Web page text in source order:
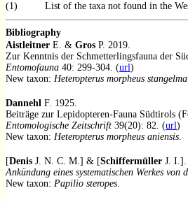
(1)
List of the taxa not found in the
Bibliography
Aistleitner E. & Gros P. 2019.
Zur Kenntnis der Schmetterlingsfauna der
Entomofauna 40: 299-304. (url)
New taxon: Heteropterus morpheus
Dannehl F. 1925.
Beiträge zur Lepidopteren-Fauna Südtirols
Entomologische Zeitschrift 39(20): 82. (url)
New taxon: Heteropterus morpheus aniensis.
[Denis J. N. C. M.] & [Schiffermüller J. I.].
Ankündung eines systematischen Werkes von
New taxon: Papilio steropes.